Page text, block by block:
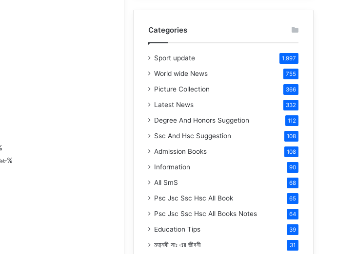
Categories
Sport update 1,997
World wide News 755
Picture Collection 366
Latest News 332
Degree And Honors Suggetion 112
Ssc And Hsc Suggestion 108
Admission Books 108
Information 90
All SmS 68
Psc Jsc Ssc Hsc All Book 65
Psc Jsc Ssc Hsc All Books Notes 64
Education Tips 39
মহানবীসাঃ এর জীবনী 31